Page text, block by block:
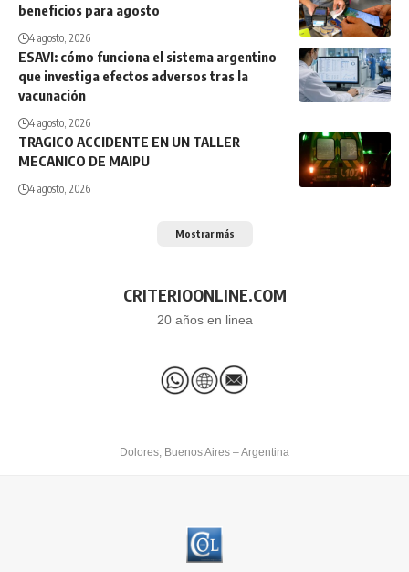
beneficios para agosto
4 agosto, 2026
ESAVI: cómo funciona el sistema argentino
que investiga efectos adversos tras la
vacunación
4 agosto, 2026
TRAGICO ACCIDENTE EN UN TALLER
MECANICO DE MAIPU
4 agosto, 2026
Mostrar más
CRITERIOONLINE.COM
20 años en linea
Dolores, Buenos Aires – Argentina